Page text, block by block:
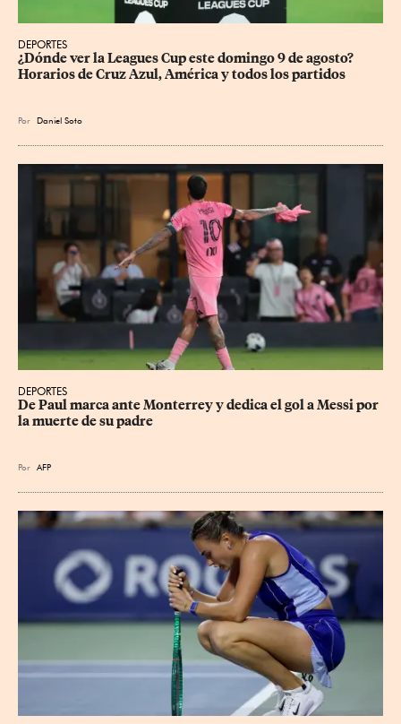
DEPORTES
¿Dónde ver la Leagues Cup este domingo 9 de agosto?
Horarios de Cruz Azul, América y todos los partidos
Por Daniel Soto
DEPORTES
De Paul marca ante Monterrey y dedica el gol a Messi por
la muerte de su padre
Por AFP